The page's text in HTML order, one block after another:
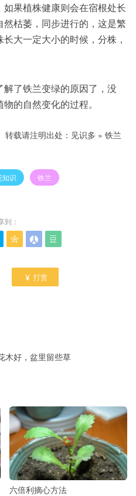
果植株健康则会在宿根处长
枯萎，同步进行的，这是繁
大一定大小的时候，分株，
了铁兰变绿的原因了，没
的自然变化的过程。
载请注明出处： 见识多 » 铁兰
知识 铁兰
到：
  
 打赏
好，盆里留些草
六倍利摘心方法